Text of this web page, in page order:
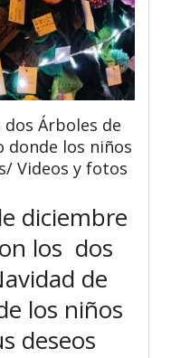
dos Árboles de
donde los niños
Videos y fotos
diciembre
los dos
de
los niños
deseos